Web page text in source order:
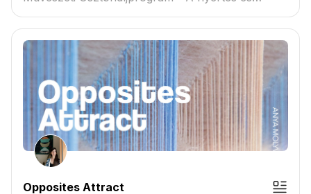
tartaléklistás pályázók névsora megtekinthető a
csatolmányban
Opposites Attract